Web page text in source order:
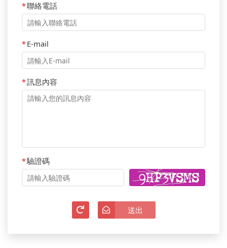
*聯絡電話
*E-mail
*訊息內容
*驗證碼
清除 送出